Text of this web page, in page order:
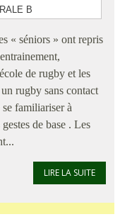
B
« séniors » ont repris
de rugby et les
rugby sans contact
familiariser à
de base . Les
LIRE LA SUITE